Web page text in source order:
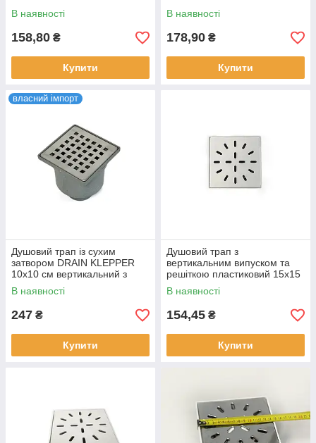
пластиковими ґратами
В наявності
158,80 ₴
Купити
гідрозатвором та решіткою
SANPREIS
В наявності
178,90 ₴
Купити
власний імпорт
Душовий трап із сухим
затвором DRAIN KLEPPER
10x10 см вертикальний з
решіткою квадратною NEO
SANPREIS
В наявності
247 ₴
Купити
Душовий трап з
вертикальним випуском та
решіткою пластиковий 15х15
см DN50 гідрозатвор
SANPREIS
В наявності
154,45 ₴
Купити